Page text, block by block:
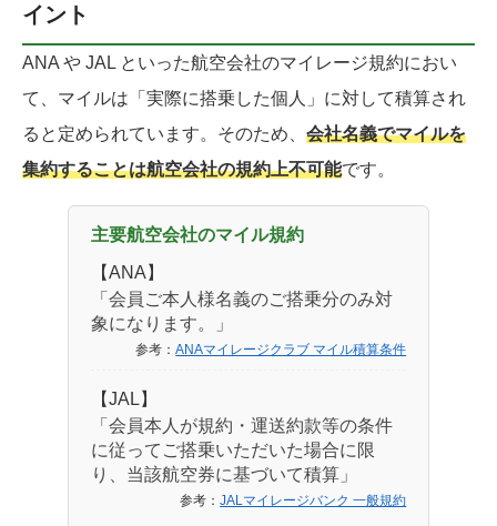
イント
ANA や JAL といった航空会社のマイレージ規約におい
て、マイルは「実際に搭乗した個人」に対して積算され
ると定められています。そのため、 会社名義でマイルを
集約することは航空会社の規約上不可能です。
主要航空会社のマイル規約
【ANA】
「会員ご本人様名義のご搭乗分のみ対
象になります。」
参考：ANAマイレージクラブ マイル積算条件
【JAL】
「会員本人が規約・運送約款等の条件
に従ってご搭乗いただいた場合に限
り、当該航空券に基づいて積算」
参考：JALマイレージバンク 一般規約